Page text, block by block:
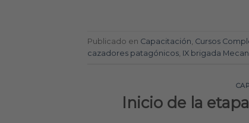
Publicado en Capacitación Cursos
cazadores patagónicos IX brigada
Inicio de la